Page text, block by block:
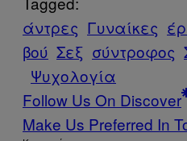
άντρες Γυναίκες
βού Σεξ σύντροφος
Ψυχολογία
Follow Us On Discover
Make Us Preferred In